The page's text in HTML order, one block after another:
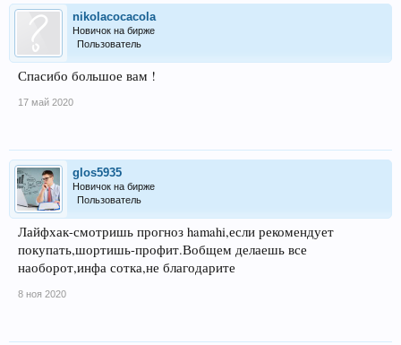
nikolacocacola
Новичок на бирже
Пользователь
Спасибо большое вам !
17 май 2020
glos5935
Новичок на бирже
Пользователь
Лайфхак-смотришь прогноз hamahi,если рекомендует
покупать,шортишь-профит.Вобщем делаешь все
наоборот,инфа сотка,не благодарите
8 ноя 2020